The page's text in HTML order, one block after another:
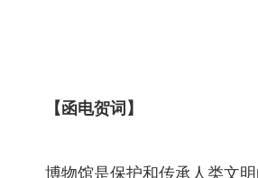
【函电贺词】
博物馆是保护和传承人类文